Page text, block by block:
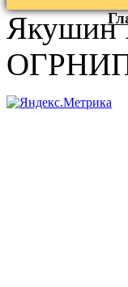
Якушин